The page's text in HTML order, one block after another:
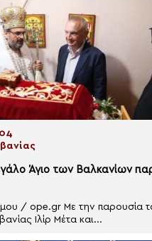
Άγιο των Βαλκανίων
/ ope.gr Με την παρουσία
Ιλίρ Μέτα και...